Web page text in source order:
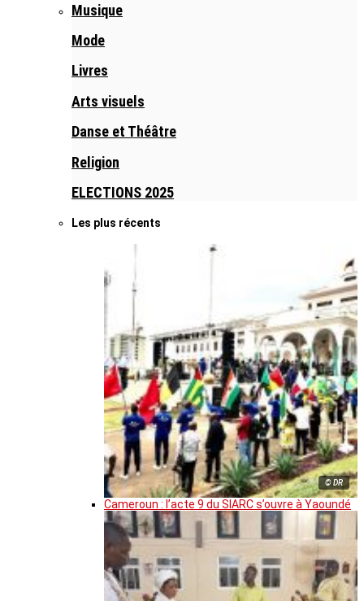
Musique
Mode
Livres
Arts visuels
Danse et Théâtre
Religion
ELECTIONS 2025
Les plus récents
© DR
Cameroun : l’acte 9 du SIARC s’ouvre à Yaoundé